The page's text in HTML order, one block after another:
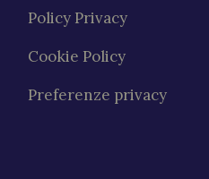
Policy Privacy
Cookie Policy
Preferenze privacy